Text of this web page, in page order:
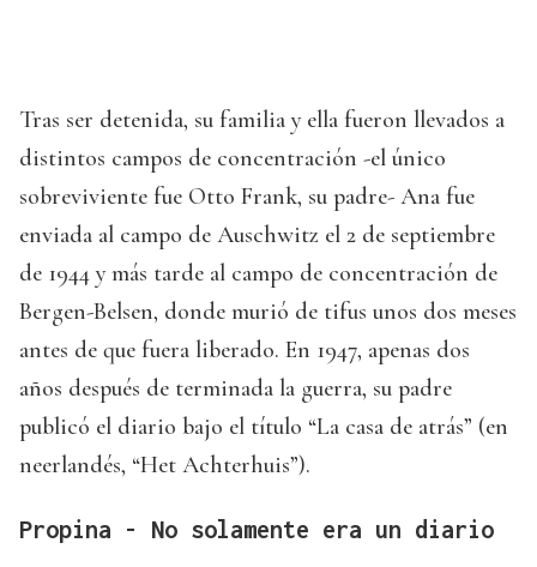
Tras ser detenida, su familia y ella fueron llevados a
distintos campos de concentración -el único
sobreviviente fue Otto Frank, su padre- Ana fue
enviada al campo de Auschwitz el 2 de septiembre
de 1944 y más tarde al campo de concentración de
Bergen-Belsen, donde murió de tifus unos dos meses
antes de que fuera liberado. En 1947, apenas dos
años después de terminada la guerra, su padre
publicó el diario bajo el título “La casa de atrás” (en
neerlandés, “Het Achterhuis”).
Propina - No solamente era un diario